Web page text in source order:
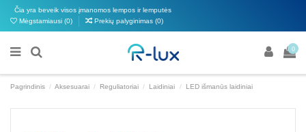
Čia yra beveik visos įmanomos lempos ir lemputės
Mėgstamiausi (0) Prekių palyginimas (0)
0
Pagrindinis Aksesuarai Reguliatoriai Laidiniai LED išmanūs laidiniai